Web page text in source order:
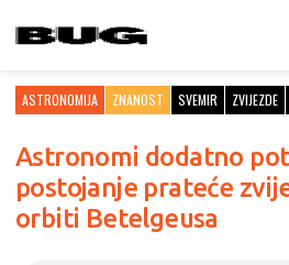
ASTRONOMIJA ZNANOST SVEMIR ZVIJEZDE
Astronomi dodatno
postojanje prateće
orbiti Betelgeusa